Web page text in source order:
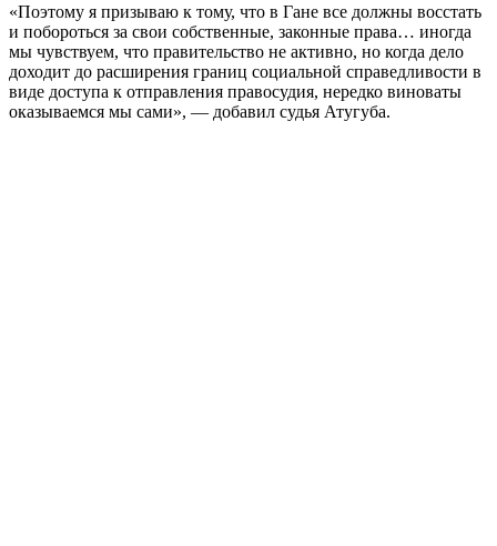
«Поэтому я призываю к тому, что в Гане все должны восстать
и побороться за свои собственные, законные права… иногда
мы чувствуем, что правительство не активно, но когда дело
доходит до расширения границ социальной справедливости в
виде доступа к отправления правосудия, нередко виноваты
оказываемся мы сами», — добавил судья Атугуба.